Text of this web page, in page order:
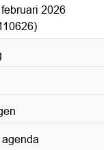
februari 2026